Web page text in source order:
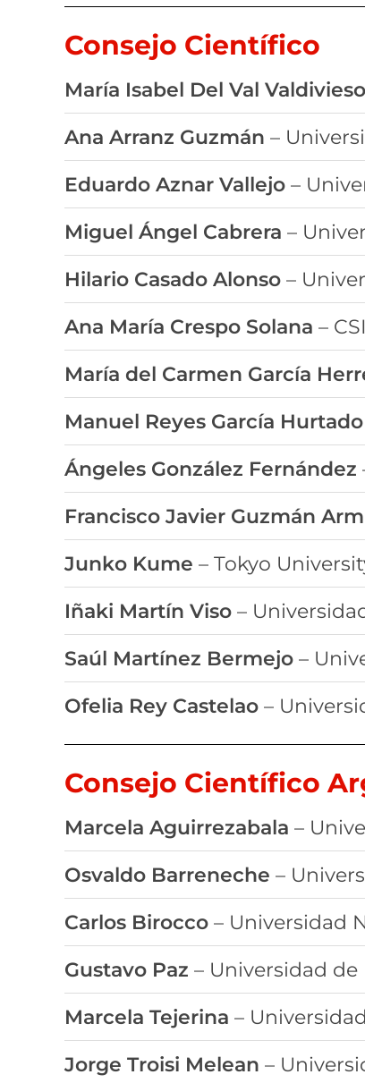
Consejo Científico
María Isabel Del Val Valdivieso
Ana Arranz Guzmán –
Eduardo Aznar Vallejo –
Miguel Ángel Cabrera –
Hilario Casado Alonso –
Ana María Crespo Solana –
María del Carmen García
Manuel Reyes García Hurtado
Ángeles González Fernández
Francisco Javier Guzmán
Junko Kume – Tokyo
Iñaki Martín Viso –
Saúl Martínez Bermejo –
Ofelia Rey Castelao –
Consejo Científico
Marcela Aguirrezabala –
Osvaldo Barreneche –
Carlos Birocco – Universidad
Gustavo Paz – Universidad de
Marcela Tejerina –
Jorge Troisi Melean –